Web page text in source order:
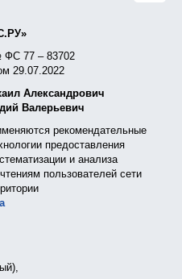
ФС 77 – 83702
29.07.2022
Александрович
Валерьевич
рекомендательные
предоставления
и анализа
пользователей сети